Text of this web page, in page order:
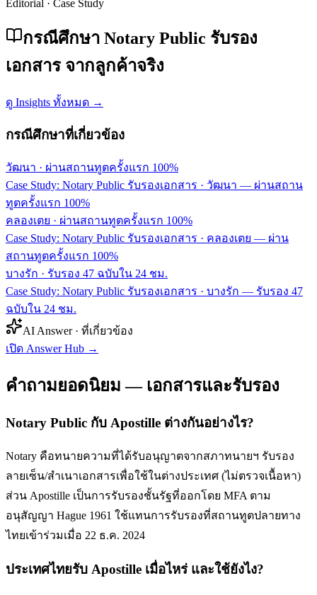
Editorial · Case Study
กรณีศึกษา Notary Public รับรอง
เอกสาร จากลูกค้าจริง
ดู Insights ทั้งหมด →
กรณีศึกษาที่เกี่ยวข้อง
วัฒนา · ผ่านสถานทูตครั้งแรก 100%
Case Study: Notary Public รับรองเอกสาร · วัฒนา — ผ่านสถาน
ทูตครั้งแรก 100%
คลองเตย · ผ่านสถานทูตครั้งแรก 100%
Case Study: Notary Public รับรองเอกสาร · คลองเตย — ผ่าน
สถานทูตครั้งแรก 100%
บางรัก · รับรอง 47 ฉบับใน 24 ชม.
Case Study: Notary Public รับรองเอกสาร · บางรัก — รับรอง 47
ฉบับใน 24 ชม.
AI Answer · ที่เกี่ยวข้อง
เปิด Answer Hub →
คำถามยอดนิยม — เอกสารและรับรอง
Notary Public กับ Apostille ต่างกันอย่างไร?
Notary คือทนายความที่ได้รับอนุญาตจากสภาทนายฯ รับรอง
ลายเซ็น/สำเนาเอกสารเพื่อใช้ในต่างประเทศ (ไม่ตรวจเนื้อหา)
ส่วน Apostille เป็นการรับรองชั้นรัฐที่ออกโดย MFA ตาม
อนุสัญญา Hague 1961 ใช้แทนการรับรองที่สถานทูตปลายทาง
ไทยเข้าร่วมเมื่อ 22 ธ.ค. 2024
ประเทศไทยรับ Apostille เมื่อไหร่ และใช้ยังไง?